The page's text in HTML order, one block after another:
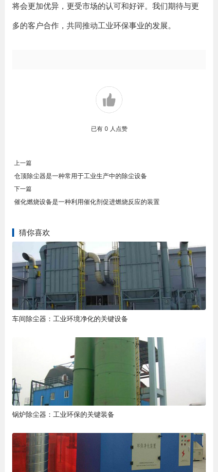
将会更加优异，更受市场的认可和好评。我们期待与更
多的客户合作，共同推动工业环保事业的发展。
已有 0 人点赞
上一篇
仓顶除尘器是一种常用于工业生产中的除尘设备
下一篇
催化燃烧设备是一种利用催化剂促进燃烧反应的装置
猜你喜欢
车间除尘器：工业环境净化的关键设备
锅炉除尘器：工业环保的关键装备